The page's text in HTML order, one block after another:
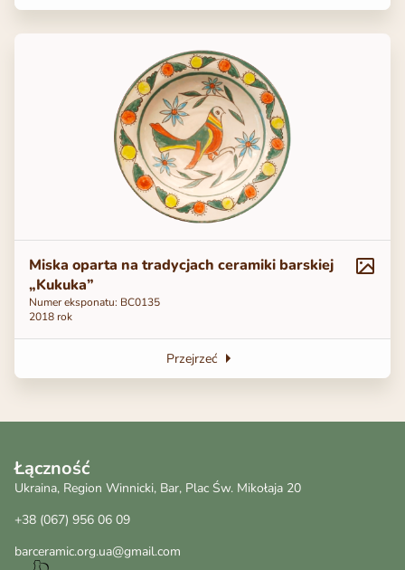
Miska oparta na tradycjach ceramiki barskiej
„Kukuka”
Numer eksponatu: ВС0135
2018 rok
Przejrzeć
Łączność
Ukraina, Region Winnicki, Bar, Plac Św. Mikołaja 20
+38 (067) 956 06 09
barceramic.org.ua@gmail.com